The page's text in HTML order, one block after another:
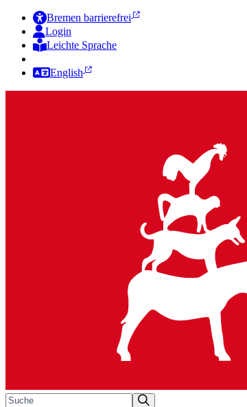
Bremen barrierefrei
Login
Leichte Sprache
English